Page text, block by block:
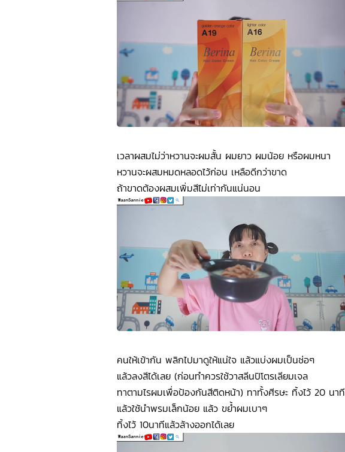
เวลาผสมไม่ว่าหวานจะผมสั้น ผมยาว ผมน้อย หรือผมหนา
หวานจะผสมหมดหลอดไว้ก่อน เหลือดีกว่าขาด
ถ้าขาดต้องผสมเพิ่มสีไม่เท่ากันแน่นอน
คนให้เข้ากัน พลิกไปมาดูให้แน่ใจ แล้วแบ่งผมเป็นช่อๆ
แล้วลงสีได้เลย (ก่อนทำควรใช้วาสลีนปิโตรเลียมเจล
ทาตามไรผมเพื่อป้องกันสีติดหน้า) ทาทั้งศีรษะ ทิ้งไว้ 20 นาที
แล้วใช้นำพรมเล็กน้อย แล้ว ขย้ำผมเบาๆ
ทิ้งไว้ 10นาทีแล้วล้างออกได้เลย